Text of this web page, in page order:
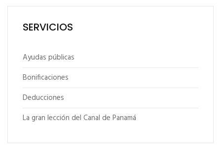
SERVICIOS
Ayudas públicas
Bonificaciones
Deducciones
La gran lección del Canal de Panamá